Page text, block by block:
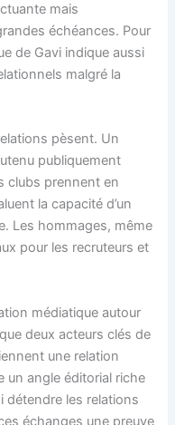
mais
échéances. Pour
de Gavi indique aussi
malgré la
pèsent. Un
publiquement
clubs prennent en
la capacité d’un
Les hommages, même
pour les recruteurs et
médiatique autour
deux acteurs clés de
une relation
un angle éditorial riche
détendre les relations
échanges une preuve